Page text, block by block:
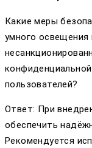
Какие меры
умного
пользователей?
Ответ: При
обеспечить
Рекомендуется